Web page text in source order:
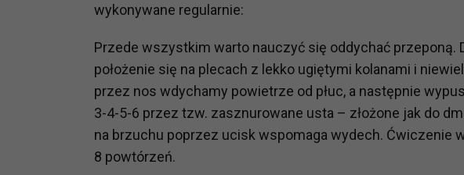
wykonywane regularnie:
Przede wszystkim warto nauczyć się oddychać przeponą.
położenie się na plecach z lekko ugiętymi kolanami i
przez nos wdychamy powietrze od płuc, a następnie
3-4-5-6 przez tzw. zasznurowane usta – złożone jak do
na brzuchu poprzez ucisk wspomaga wydech. Ćwiczenie
8 powtórzeń.
Każde przetwarzanie Twoich danych musi być oparte
Podstawą prawną przetwarzania Twoich danych w
analizowania ich i udoskonalania oraz zapewniania
(tymi umowami są zazwyczaj regulaminy lub
prawną dla pomiarów statystycznych i marketingu
Przetwarzanie Twoich danych w celach
zgody.